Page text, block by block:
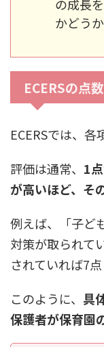
の成長
かどう
ECERSの点
ECERSでは、各
評価は通常、 1
が高いほど、そ
例えば、「子ど
対策が取られて
されていれば7点
このように、 具
保護者が保育園